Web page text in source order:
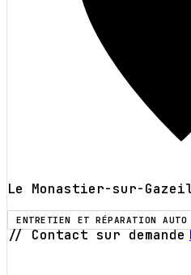
Le Monastier-sur-
ENTRETIEN ET RÉPARATION AUTO
// Contact sur demande